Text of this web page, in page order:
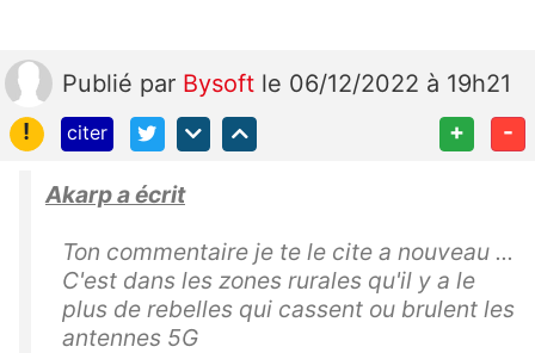
Publié par Bysoft le 06/12/2022 à 19h21
!
citer + -
Akarp a écrit
Ton commentaire je te le cite a nouveau ...
C'est dans les zones rurales qu'il y a le
plus de rebelles qui cassent ou brulent les
antennes 5G